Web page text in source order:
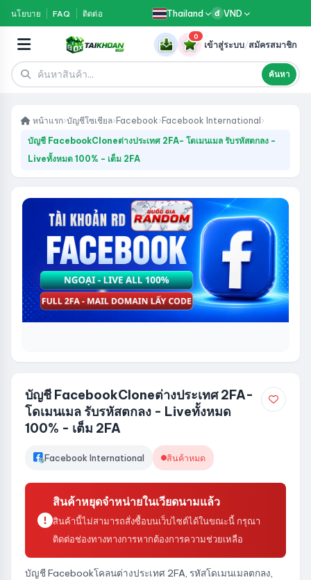
นโยบาย FAQ ติดต่อ Thailand đ VND
ค้นหา
0
เข้าสู่ระบบ/สมัครสมาชิก
หน้าแรก›บัญชีโซเชียล› Facebook› Facebook International ›
บัญชี FacebookCloneต่างประเทศ 2FA- โดเมนเมล รับรหัสตกลง -
Liveทั้งหมด 100% - เต็ม 2FA
บัญชี FacebookCloneต่างประเทศ 2FA-
โดเมนเมล รับรหัสตกลง - Liveทั้งหมด
100% - เต็ม 2FA
Facebook International สินค้าหมด
สินค้าหยุดจำหน่ายในเวียดนามแล้ว
สินค้านี้ไม่สามารถสั่งซื้อบนเว็บไซต์ได้ในขณะนี้ กรุณา
ติดต่อช่องทางทางการหากต้องการความช่วยเหลือ
บัญชี Facebookโคลนต่างประเทศ 2FA, รหัสโดเมนเมลตกลง,